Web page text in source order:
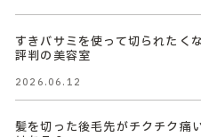
すきバサミを使って切られたく
評判の美容室
2026.06.12
髪を切った後毛先がチクチク痛